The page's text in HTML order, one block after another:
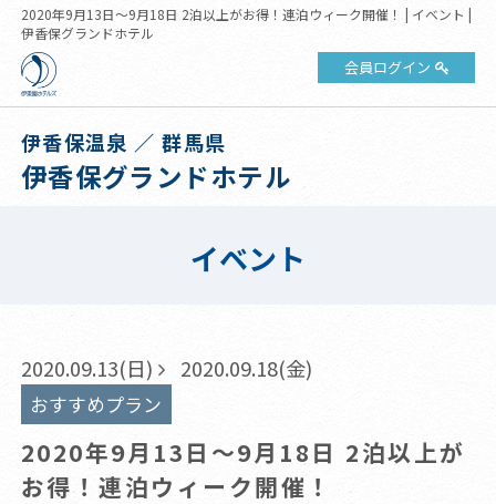
2020年9月13日～9月18日 2泊以上がお得！連泊ウィーク開催！ | イベント |
伊香保グランドホテル
会員ログイン
伊香保温泉 ／ 群馬県
伊香保グランドホテル
イベント
2020.09.13(日) 2020.09.18(金)
おすすめプラン
2020年9月13日～9月18日 2泊以上が
お得！連泊ウィーク開催！